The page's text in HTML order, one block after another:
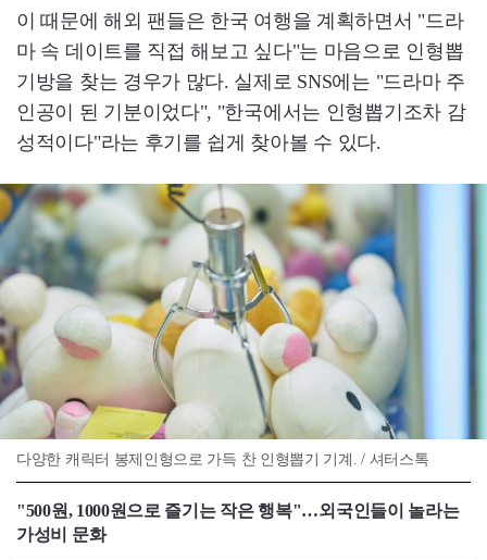
이 때문에 해외 팬들은 한국 여행을 계획하면서 "드라
마 속 데이트를 직접 해보고 싶다"는 마음으로 인형뽑
기방을 찾는 경우가 많다. 실제로 SNS에는 "드라마 주
인공이 된 기분이었다", "한국에서는 인형뽑기조차 감
성적이다"라는 후기를 쉽게 찾아볼 수 있다.
다양한 캐릭터 봉제인형으로 가득 찬 인형뽑기 기계. / 셔터스톡
"500원, 1000원으로 즐기는 작은 행복"…외국인들이 놀라는
가성비 문화